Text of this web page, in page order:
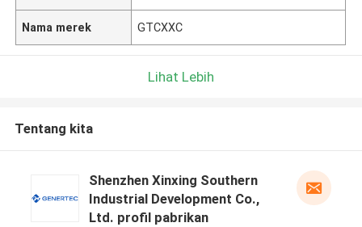
Nama merek GTCXXC
Lihat Lebih
Tentang kita
Shenzhen Xinxing Southern
Industrial Development Co.,
Ltd. profil pabrikan